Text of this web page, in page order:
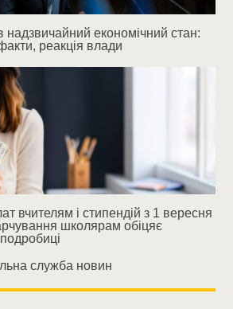
надзвичайний економічний стан:
реакція влади
вчителям і стипендій з 1 вересня
школярам обіцяє
служба новин